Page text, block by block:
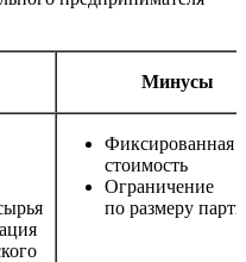
Минусы
Фиксированная
стоимость
Ограничение
по размеру